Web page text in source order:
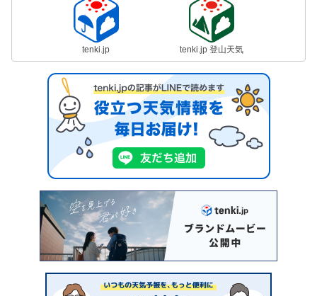
tenki.jp tenki.jp 登山天気